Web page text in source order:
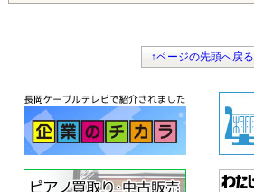
↑ページの先頭へ戻る